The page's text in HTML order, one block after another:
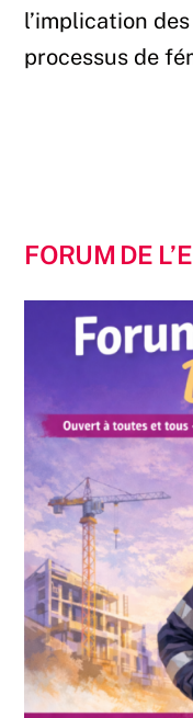
l’implication
processus de
FORUM DE